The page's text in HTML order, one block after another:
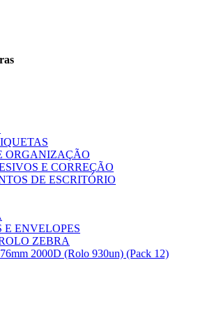
ORGANIZAÇÃO
E CORREÇÃO
DE ESCRITÓRIO
E ENVELOPES
ZEBRA
2000D (Rolo 930un) (Pack 12)